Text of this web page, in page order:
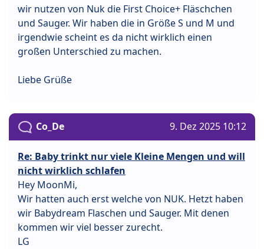
wir nutzen von Nuk die First Choice+ Fläschchen
und Sauger. Wir haben die in Größe S und M und
irgendwie scheint es da nicht wirklich einen
großen Unterschied zu machen.
Liebe Grüße
Co_De 9. Dez 2025 10:12
Re: Baby trinkt nur viele Kleine Mengen und will
nicht wirklich schlafen
Hey MoonMi,
Wir hatten auch erst welche von NUK. Hetzt haben
wir Babydream Flaschen und Sauger. Mit denen
kommen wir viel besser zurecht.
LG